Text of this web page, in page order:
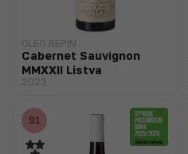
OLEG REPIN
Cabernet Sauvignon
MMХХII Listva
2023
91